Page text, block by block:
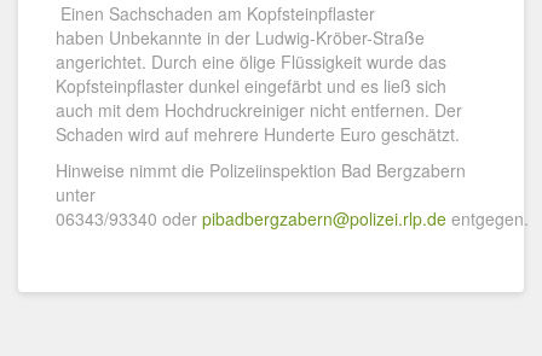
Einen Sachschaden am Kopfsteinpflaster
haben Unbekannte in der Ludwig-Kröber-Straße
angerichtet. Durch eine ölige Flüssigkeit wurde das
Kopfsteinpflaster dunkel eingefärbt und es ließ sich
auch mit dem Hochdruckreiniger nicht entfernen. Der
Schaden wird auf mehrere Hunderte Euro geschätzt.
Hinweise nimmt die Polizeiinspektion Bad Bergzabern
unter
06343/93340 oder pibadbergzabern@polizei.rlp.de entgegen.